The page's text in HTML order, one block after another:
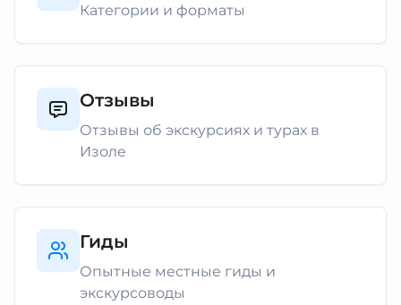
Категории и форматы
Отзывы
Отзывы об экскурсиях и турах в
Изоле
Гиды
Опытные местные гиды и
экскурсоводы